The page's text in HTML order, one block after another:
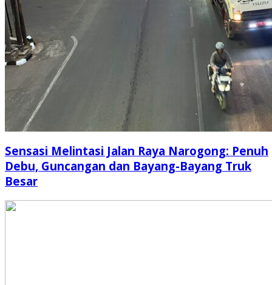
Sensasi Melintasi Jalan Raya Narogong: Penuh
Debu, Guncangan dan Bayang-Bayang Truk
Besar